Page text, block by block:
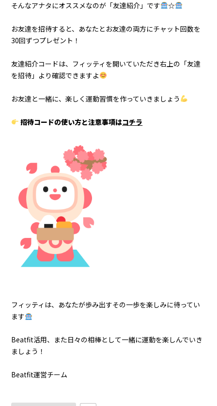
そんなアナタにオススメなのが「友達紹介」です
☆
お友達を招待すると、あなたとお友達の両方にチャット回数を
30回ずつプレゼント！
友達紹介コードは、フィッティを開いていただき右上の「友達
を招待」より確認できますよ
お友達と一緒に、楽しく運動習慣を作っていきましょう
招待コードの使い方と注意事項はコチラ
フィッティは、あなたが歩み出すその一歩を楽しみに待ってい
ます
Beatfit活用、また日々の相棒として一緒に運動を楽しんでいき
ましょう！
Beatfit運営チーム